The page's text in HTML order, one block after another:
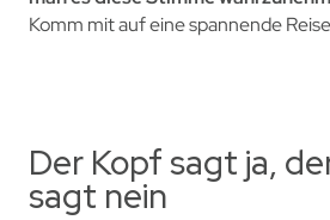
Komm mit auf eine spannende
Der Kopf sagt ja,
sagt nein